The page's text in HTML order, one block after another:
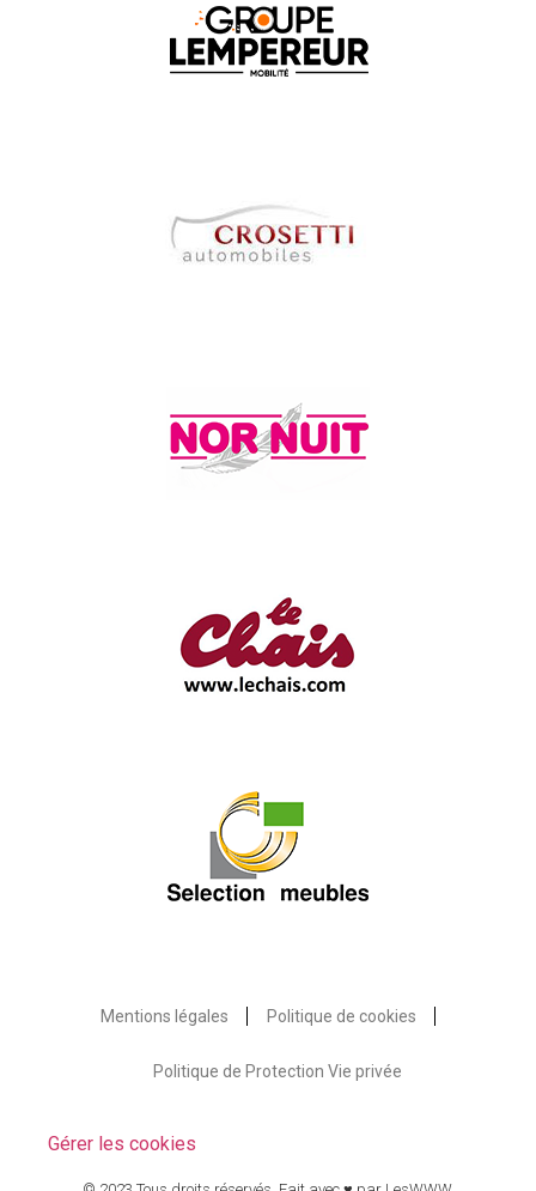
Mentions légales Politique de cookies
Politique de Protection Vie privée
Gérer les cookies